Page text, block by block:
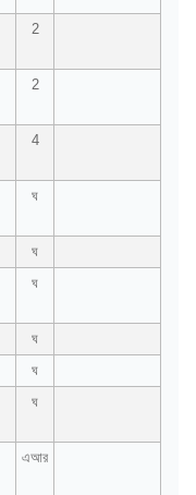
2
2
4
ঘ
ঘ
ঘ
ঘ
ঘ
ঘ
এআর